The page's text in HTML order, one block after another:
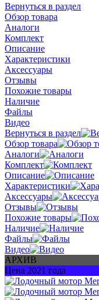
Вернуться в раздел
Обзор товара
Аналоги
Комплект
Описание
Характеристики
Аксессуары
Отзывы
Похожие товары
Наличие
Файлы
Видео
Вернуться в раздел
Обзор товара
Аналоги
Комплект
Описание
Характеристики
Аксессуары
Отзывы
Похожие товары
Наличие
Файлы
Видео
АРХИВ
Цена 2021 года